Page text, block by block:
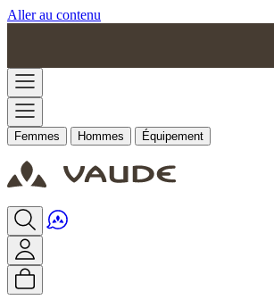
Aller au contenu
Femmes Hommes Équipement